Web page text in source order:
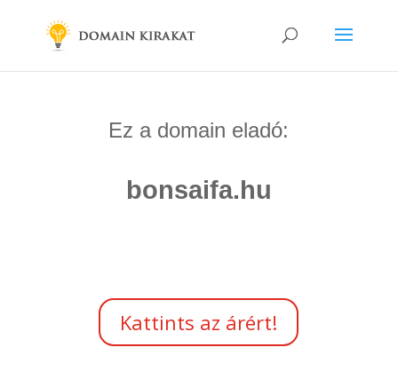
Ez a domain eladó:
bonsaifa.hu
Kattints az árért!